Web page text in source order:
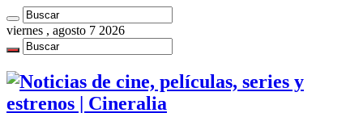
viernes , agosto 7 2026